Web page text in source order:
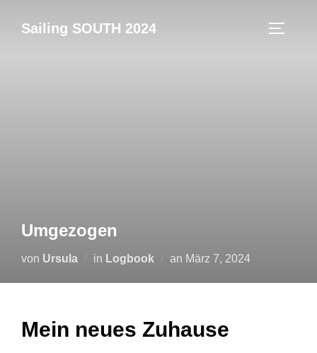
InhaltSailing SOUTH 2024
Umgezogen
von Ursula in Logbook an Veröffentlicht
März 7, 2024
Mein neues Zuhause